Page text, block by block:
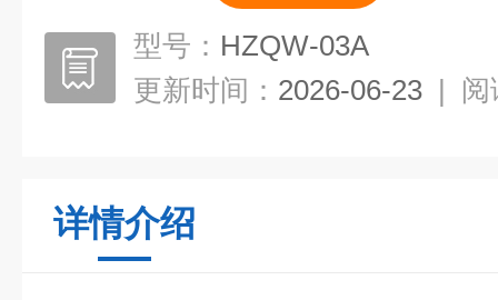
型号： HZQW-03A
更新时间： 2026-06-23 | 阅
详情介绍